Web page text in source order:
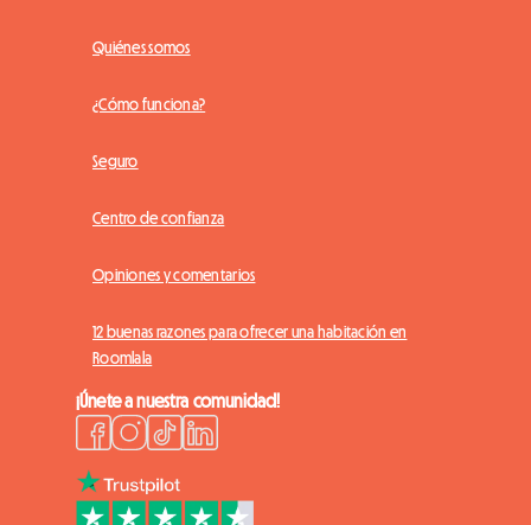
Quiénes somos
¿Cómo funciona?
Seguro
Centro de confianza
Opiniones y comentarios
12 buenas razones para ofrecer una habitación en
Roomlala
¡Únete a nuestra comunidad!